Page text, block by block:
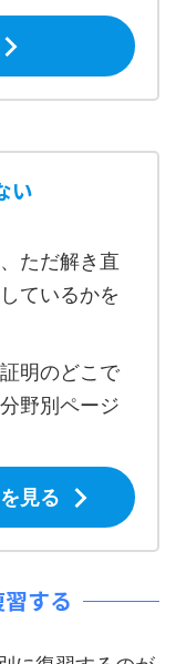
い
ただ解き直
ているかを
明のどこで
野別ページ
見る
する